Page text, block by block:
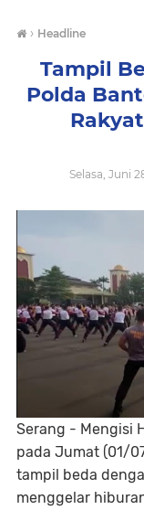
› Headline
Tampil
Polda
Selasa, Juni
Serang - Mengisi
pada Jumat (01/
tampil beda
menggelar